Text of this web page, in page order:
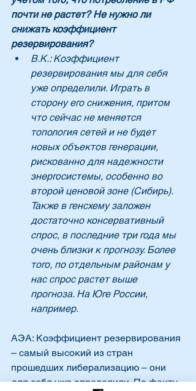
почти не растет? Не нужно ли
снижать коэффициент
резервирования?
В.К.: Коэффициент
резервирования мы для себя
уже определили. Играть в
сторону его снижения, притом
что сейчас не меняется
топология сетей и не будет
новых объектов генерации,
рискованно для надежности
энергосистемы, особенно во
второй ценовой зоне (Сибирь).
Также в генсхему заложен
достаточно консервативный
спрос, в последние три года мы
очень близки к прогнозу. Более
того, по отдельным районам у
нас спрос растет выше
прогноза. На Юге России,
например.
АЭА: Коэффициент резервирования
– самый высокий из стран
прошедших либерализацию – они
для себя уже определили. По факту